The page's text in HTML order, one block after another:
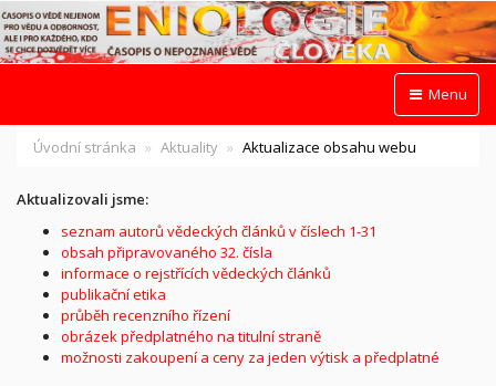
Menu
Úvodní stránka Aktuality Aktualizace obsahu webu
Aktualizovali jsme:
seznam autorů vědeckých článků v číslech 1-31
obsah připravovaného 32. čísla
informace o rejstřících vědeckých článků
publikační etika
průběh recenzního řízení
obrázek předplatného na titulní straně
možnosti zakoupení a ceny za jeden výtisk a předplatné